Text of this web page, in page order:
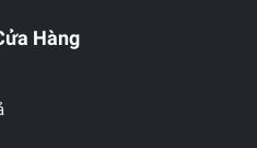
đáp ứng xuất sắc mọi nhu
Hàng